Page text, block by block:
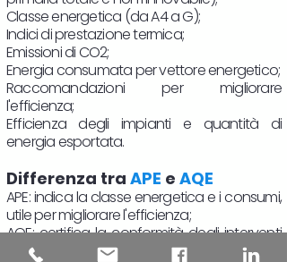
Classe energetica (da A4 a G);
Indici di prestazione termica;
Emissioni di CO2;
Energia consumata per vettore energetico;
Raccomandazioni per migliorare
l'efficienza;
Efficienza degli impianti e quantità di
energia esportata.
Differenza tra APE e AQE
APE: indica la classe energetica e i consumi,
utile per migliorare l'efficienza;
AQE: certifica la conformità degli interventi
eseguiti ai requisiti energetici.